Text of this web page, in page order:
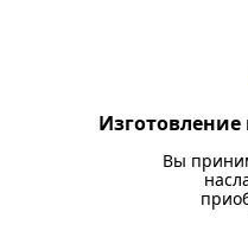
Изготовление
Вы